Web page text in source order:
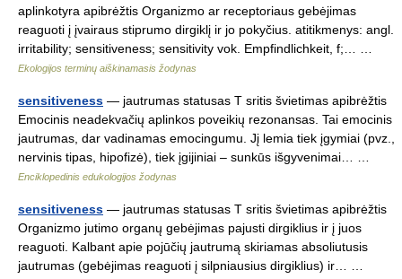
aplinkotyra apibrėžtis Organizmo ar receptoriaus gebėjimas
reaguoti į įvairaus stiprumo dirgiklį ir jo pokyčius. atitikmenys: angl.
irritability; sensitiveness; sensitivity vok. Empfindlichkeit, f;… …
Ekologijos terminų aiškinamasis žodynas
sensitiveness — jautrumas statusas T sritis švietimas apibrėžtis
Emocinis neadekvačių aplinkos poveikių rezonansas. Tai emocinis
jautrumas, dar vadinamas emocingumu. Jį lemia tiek įgymiai (pvz.,
nervinis tipas, hipofizė), tiek įgijiniai – sunkūs išgyvenimai… …
Enciklopedinis edukologijos žodynas
sensitiveness — jautrumas statusas T sritis švietimas apibrėžtis
Organizmo jutimo organų gebėjimas pajusti dirgiklius ir į juos
reaguoti. Kalbant apie pojūčių jautrumą skiriamas absoliutusis
jautrumas (gebėjimas reaguoti į silpniausius dirgiklius) ir… …